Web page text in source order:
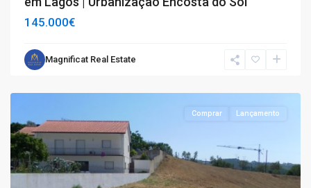
145.000€
Magnificat Real Estate
Barreiras
e
Comprar Lançamento